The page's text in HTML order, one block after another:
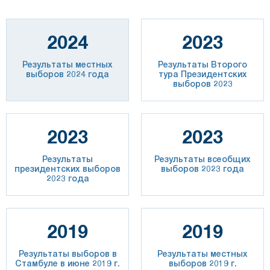
2024
Результаты местных
выборов 2024 года
2023
Результаты Второго
тура Президентских
выборов 2023
2023
Результаты
президентских выборов
2023 года
2023
Результаты всеобщих
выборов 2023 года
2019
Результаты выборов в
Стамбуле в июне 2019 г.
2019
Результаты местных
выборов 2019 г.